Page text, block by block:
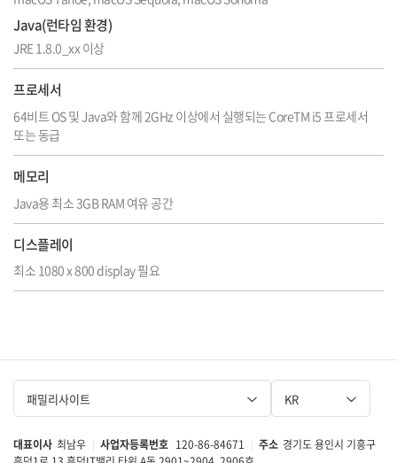
대표이사 최남우 사업자등록번호 120-86-84671 주소 경기도 용인시 기흥구
패밀리사이트 KR